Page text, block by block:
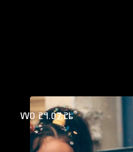
WO 29.07.26